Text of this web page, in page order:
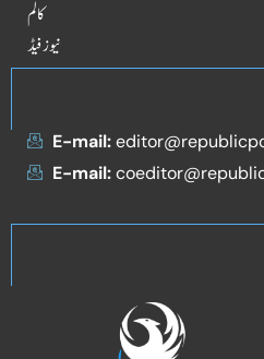
کالم
نیوز فیڈ
E-mail:
E-mail: